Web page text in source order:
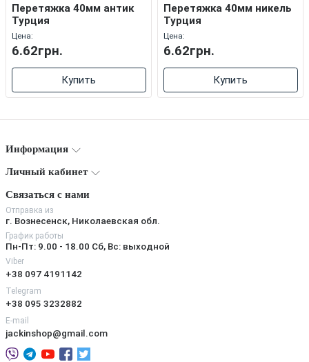
Перетяжка 40мм антик
Турция
Цена:
6.62грн.
Купить
Перетяжка 40мм никель
Турция
Цена:
6.62грн.
Купить
Информация
Личный кабинет
Связаться с нами
Отправка из
г. Вознесенск, Николаевская обл.
График работы
Пн-Пт: 9.00 - 18.00 Сб, Вс: выходной
Viber
+38 097 4191142
Telegram
+38 095 3232882
E-mail
jackinshop@gmail.com